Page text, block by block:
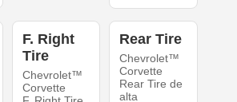
F. Right
Tire
Chevrolet™
Corvette
Rear Tire
Chevrolet™
Corvette
Rear Tire de
alta